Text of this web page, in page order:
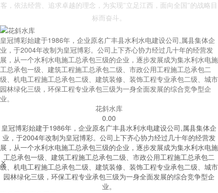
客，依法经营、追求卓越的理念，为实现"立足江西，面向全国"的战略目
标而奋斗。
皇冠博彩始建于1986年，企业原名广丰县水利水电建设公司,属县集体企
业，于2004年改制为皇冠博彩。公司上下齐心协力经过几十年的经营发
展，从一个水利水电施工总承包三级的企业，逐步发展成为集水利水电施
工总承包一级、建筑工程施工总承包二级、市政公用工程施工总承包二
级、机电工程施工总承包二级、建筑装修、装饰工程专业承包二级、城市
园林绿化三级，环保工程专业承包三级为一身全面发展的综合竞争型企
业。
花斜水库
0.00
皇冠博彩始建于1986年，企业原名广丰县水利水电建设公司,属县集体企
业，于2004年改制为皇冠博彩。公司上下齐心协力经过几十年的经营发
展，从一个水利水电施工总承包三级的企业，逐步发展成为集水利水电施
工总承包一级、建筑工程施工总承包二级、市政公用工程施工总承包二
级、机电工程施工总承包二级、建筑装修、装饰工程专业承包二级、城市
园林绿化三级，环保工程专业承包三级为一身全面发展的综合竞争型企
业。

